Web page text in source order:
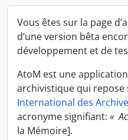
Vous êtes sur la page
d’une version bêta
développement et de
AtoM est une
archivistique qui repose
International des
acronyme signifiant: «
la Mémoire].